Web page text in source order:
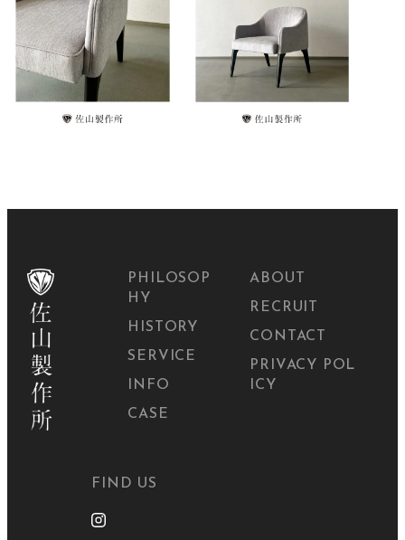
PHILOSOP
HY
HISTORY
SERVICE
INFO
CASE
ABOUT
RECRUIT
CONTACT
PRIVACY POL
ICY
FIND US